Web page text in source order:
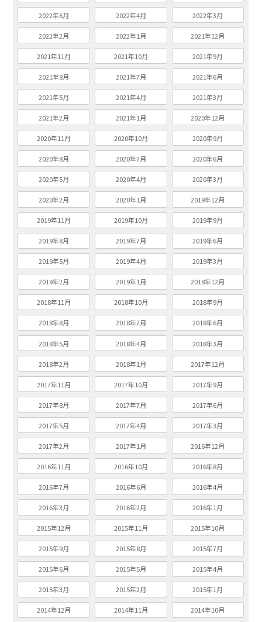
2022年6月 2022年4月 2022年3月
2022年2月 2022年1月 2021年12月
2021年11月 2021年10月 2021年9月
2021年8月 2021年7月 2021年6月
2021年5月 2021年4月 2021年3月
2021年2月 2021年1月 2020年12月
2020年11月 2020年10月 2020年9月
2020年8月 2020年7月 2020年6月
2020年5月 2020年4月 2020年3月
2020年2月 2020年1月 2019年12月
2019年11月 2019年10月 2019年9月
2019年8月 2019年7月 2019年6月
2019年5月 2019年4月 2019年3月
2019年2月 2019年1月 2018年12月
2018年11月 2018年10月 2018年9月
2018年8月 2018年7月 2018年6月
2018年5月 2018年4月 2018年3月
2018年2月 2018年1月 2017年12月
2017年11月 2017年10月 2017年9月
2017年8月 2017年7月 2017年6月
2017年5月 2017年4月 2017年3月
2017年2月 2017年1月 2016年12月
2016年11月 2016年10月 2016年8月
2016年7月 2016年6月 2016年4月
2016年3月 2016年2月 2016年1月
2015年12月 2015年11月 2015年10月
2015年9月 2015年8月 2015年7月
2015年6月 2015年5月 2015年4月
2015年3月 2015年2月 2015年1月
2014年12月 2014年11月 2014年10月